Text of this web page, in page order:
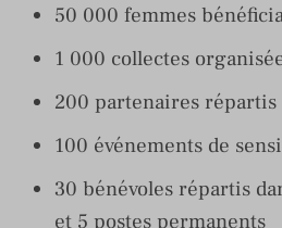
50 000 femmes
1 000 collectes
200 partenaires
100 événements de
30 bénévoles répartis
et 5 postes permanents